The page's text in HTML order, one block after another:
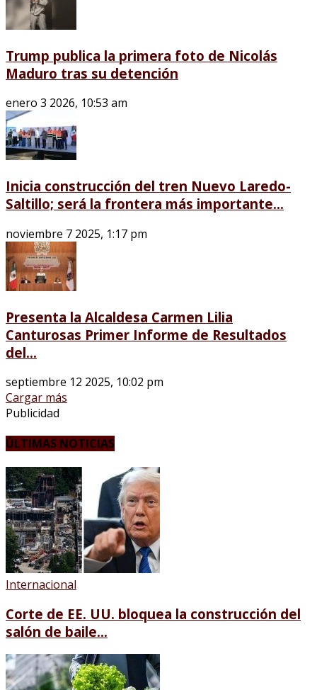
Trump publica la primera foto de Nicolás
Maduro tras su detención
enero 3 2026, 10:53 am
Inicia construcción del tren Nuevo Laredo-
Saltillo; será la frontera más importante...
noviembre 7 2025, 1:17 pm
Presenta la Alcaldesa Carmen Lilia
Canturosas Primer Informe de Resultados
del...
septiembre 12 2025, 10:02 pm
Cargar más
Publicidad
ÚLTIMAS NOTICIAS
Internacional
Corte de EE. UU. bloquea la construcción del
salón de baile...